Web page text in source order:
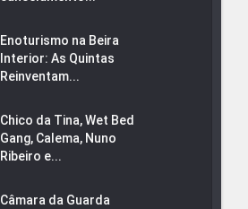
Enoturismo na Beira
Interior: As Quintas
Reinventam...
Chico da Tina, Wet Bed
Gang, Calema, Nuno
Ribeiro e...
Câmara da Guarda